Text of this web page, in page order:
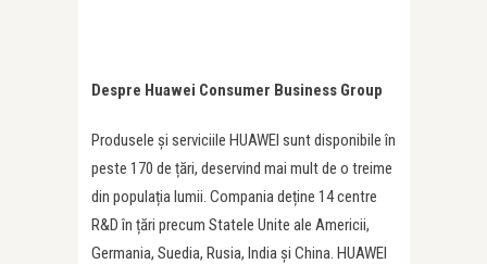
Despre Huawei Consumer Business Group
Produsele și serviciile HUAWEI sunt disponibile în
peste 170 de țări, deservind mai mult de o treime
din populația lumii. Compania deține 14 centre
R&D în țări precum Statele Unite ale Americii,
Germania, Suedia, Rusia, India și China. HUAWEI